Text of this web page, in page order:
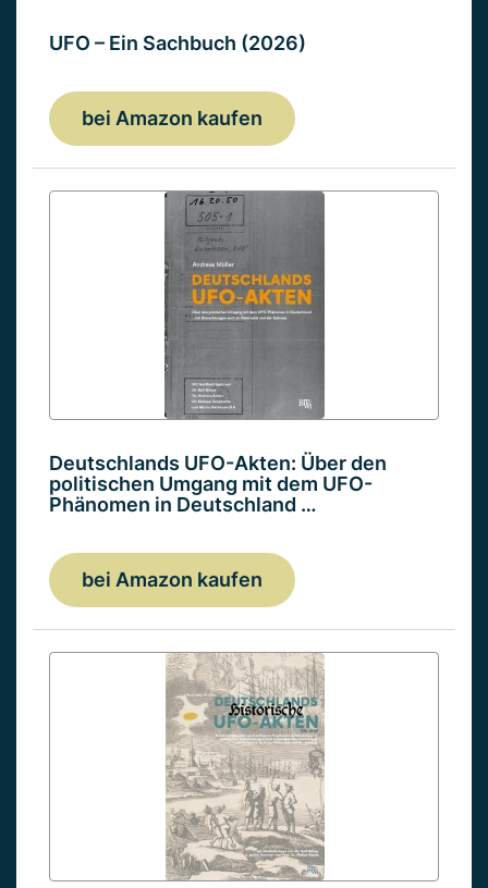
UFO – Ein Sachbuch (2026)
bei Amazon kaufen
Deutschlands UFO-Akten: Über den
politischen Umgang mit dem UFO-
Phänomen in Deutschland …
bei Amazon kaufen